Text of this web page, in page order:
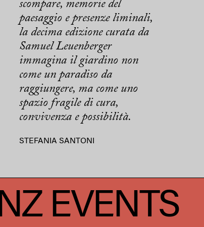
scompare, memorie del
paesaggio e presenze liminali,
la decima edizione curata da
Samuel Leuenberger
immagina il giardino non
come un paradiso da
raggiungere, ma come uno
spazio fragile di cura,
convivenza e possibilità.
STEFANIA SANTONI
FRANZ